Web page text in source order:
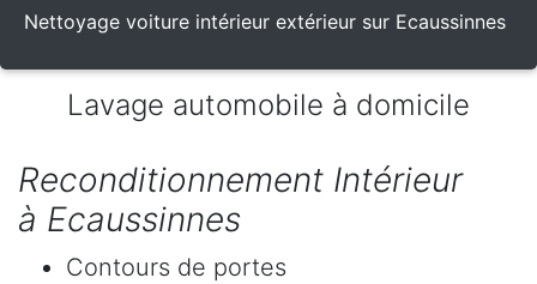
Nettoyage voiture intérieur extérieur sur Ecaussinnes
Lavage automobile à domicile
Reconditionnement Intérieur
à Ecaussinnes
Contours de portes